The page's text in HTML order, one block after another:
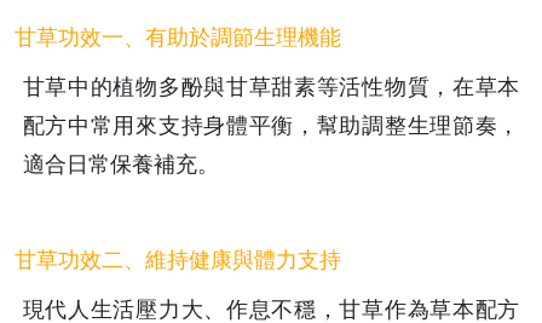
甘草功效一、有助於調節生理機能
甘草中的植物多酚與甘草甜素等活性物質，在草本
配方中常用來支持身體平衡，幫助調整生理節奏，
適合日常保養補充。
甘草功效二、維持健康與體力支持
現代人生活壓力大、作息不穩，甘草作為草本配方